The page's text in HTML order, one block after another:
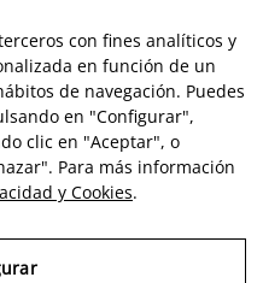
con fines analíticos y
en función de un
de navegación. Puedes
en "Configurar",
clic en "Aceptar", o
Para más información
y Cookies.